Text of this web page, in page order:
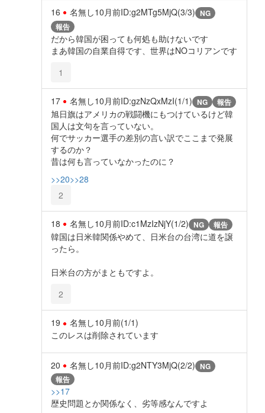
16 名無し10月前ID:g2MTg5MjQ(3/3) NG
報告
だから韓国が困っても何処も助けないです
まあ韓国の自業自得です、世界はNOコリアンです
1
17 名無し10月前ID:gzNzQxMzI(1/1) NG 報告
旭日旗はアメリカの戦闘機にもつけているけど韓
国人は文句を言っていない。
何でサッカー選手の差別の言い訳でここまで発展
するのか？
昔は何も言っていなかったのに？
>>20>>28
2
18 名無し10月前ID:c1MzIzNjY(1/2) NG 報告
韓国は日米韓関係やめて、日米台の台湾に道を譲
ったら。
日米台の方がまともですよ。
2
19 名無し10月前(1/1)
このレスは削除されています
20 名無し10月前ID:g2NTY3MjQ(2/2) NG
報告
>>17
歴史問題とか関係なく、劣等感なんですよ